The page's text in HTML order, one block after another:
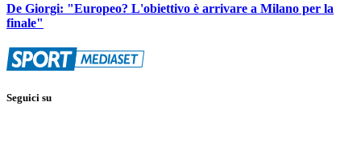
De Giorgi: "Europeo? L'obiettivo è arrivare a Milano per la
finale"
Seguici su